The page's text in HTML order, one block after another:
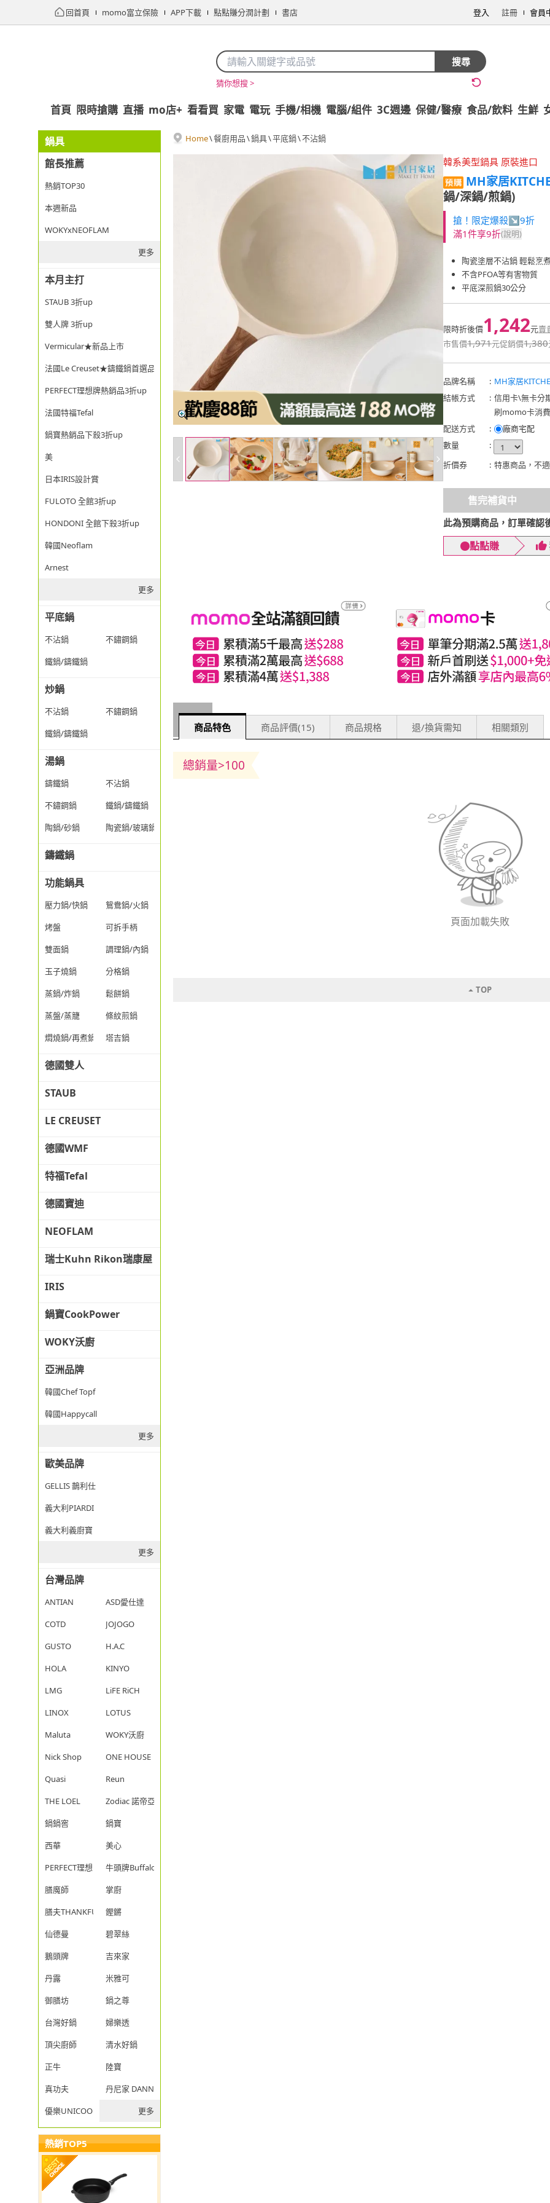
回首頁 momo富立保險 APP下載 點點賺分潤計劃 書店 登入 註冊 會員
搜尋
猜你想搜 >
首頁 限時搶購 直播 mo店+ 看看買 家電 電玩 手機/相機 電腦/組件 3C週邊 保健/醫療 食品/飲料 生鮮
鍋具
館長推薦
熱銷TOP30
本週新品
WOKYxNEOFLAM
更多
本月主打
STAUB 3折up
雙人牌 3折up
Vermicular★新品上市
法國Le Creuset★鑄鐵鍋首選品牌
PERFECT理想牌熱銷品3折up
法國特福Tefal
鍋寶熱銷品下殺3折up
美
日本IRIS設計賞
FULOTO 全館3折up
HONDONI 全館下殺3折up
韓國Neoflam
Arnest
更多
平底鍋
不沾鍋
不鏽鋼鍋
鐵鍋/鑄鐵鍋
炒鍋
不沾鍋
不鏽鋼鍋
鐵鍋/鑄鐵鍋
湯鍋
鑄鐵鍋
不沾鍋
不鏽鋼鍋
鐵鍋/鑄鐵鍋
陶鍋/砂鍋
陶瓷鍋/玻璃鍋/透明鍋
鑄鐵鍋
功能鍋具
壓力鍋/快鍋
鴛鴦鍋/火鍋
烤盤
可拆手柄
雙面鍋
調理鍋/內鍋
玉子燒鍋
分格鍋
蒸鍋/炸鍋
鬆餅鍋
蒸盤/蒸籠
條紋煎鍋
燜燒鍋/再煮鍋
塔吉鍋
德國雙人
STAUB
LE CREUSET
德國WMF
特福Tefal
德國寶迪
NEOFLAM
瑞士Kuhn Rikon瑞康屋
IRIS
鍋寶CookPower
WOKY沃廚
亞洲品牌
韓國Chef Topf
韓國Happycall
更多
歐美品牌
GELLIS 鵲利仕
義大利PIARDI
義大利義廚寶
更多
台灣品牌
ANTIAN
ASD愛仕達
COTD
JOJOGO
GUSTO
H.A.C
HOLA
KINYO
LMG
LiFE RiCH
LINOX
LOTUS
Maluta
WOKY沃廚
Nick Shop
ONE HOUSE
Quasi
Reun
THE LOEL
Zodiac 諾帝亞
鍋鍋窖
鍋寶
西華
美心
PERFECT理想
牛頭牌Buffalo
膳魔師
掌廚
膳夫THANKFUL
鏗鏘
仙德曼
碧翠絲
鵝頭牌
吉來家
丹露
米雅可
御膳坊
鍋之尊
台灣好鍋
婦樂透
頂尖廚師
清水好鍋
正牛
陸寶
真功夫
丹尼家 DANNY JIA
優樂UNICOOK
更多
熱銷TOP5
Home\餐廚用品\鍋具\平底鍋\不沾鍋
韓系美型鍋具 原裝進口
MH家居
鍋/深鍋/煎鍋)
搶！限定爆殺↘9折
滿1件享9折(說明)
陶瓷塗層不沾鍋 輕鬆烹
不含PFOA等有害物質
平底深煎鍋30公分
限時折後價1,242元賣
市售價1,971元促銷價1,380
品牌名稱 : MH家居
結帳方式
: 信用卡\無卡分
刷momo卡消
配送方式
:
廠商宅配
數量
:
折價券
: 特惠商品，不
售完補貨中
此為預購商品，訂單確
點點賺
商品特色 商品評價(15) 商品規格 退/換貨需知 相關類別
總銷量>100
頁面加載失敗
TOP